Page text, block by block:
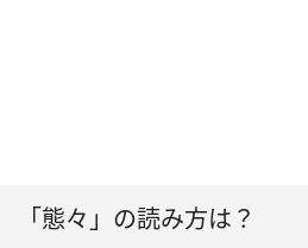
「態々」の読み方は？